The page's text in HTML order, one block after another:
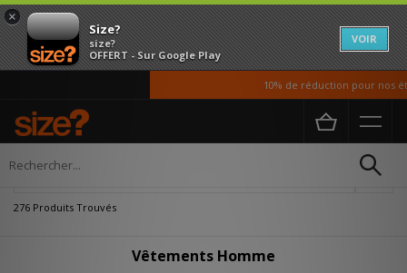
×
Size?
size?
OFFERT - Sur Google Play
VOIR
10% de réduction pour nos étudiants
Accueil Homme
276 Produits Trouvés
Vêtements Homme